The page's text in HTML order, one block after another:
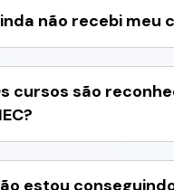
não recebi meu
cursos são
estou